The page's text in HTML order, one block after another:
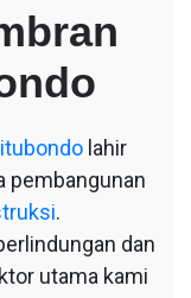
Membran
Bakar
Situbondo
lahir
pembangunan
.
dan
utama kami